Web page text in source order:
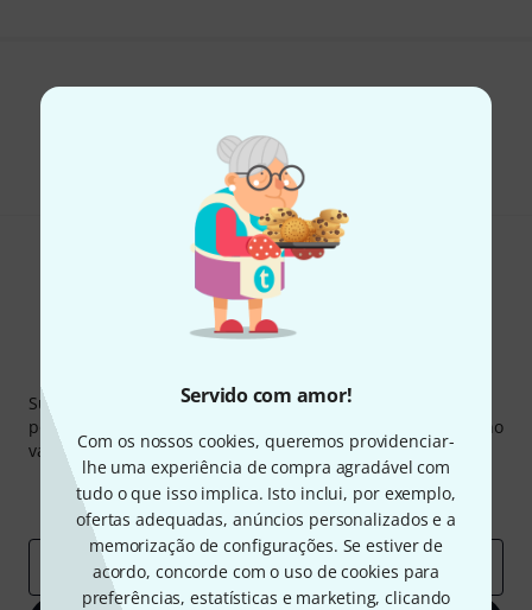
Servido com amor!
Com os nossos cookies, queremos providenciar-
lhe uma experiência de compra agradável com
tudo o que isso implica. Isto inclui, por exemplo,
ofertas adequadas, anúncios personalizados e a
memorização de configurações. Se estiver de
acordo, concorde com o uso de cookies para
preferências, estatísticas e marketing, clicando
Gosta do que vê?
Partilhar Ajuda e feedback
Subscreva a Newsletter da Thomann em inglês e com um
pouco de sorte você poderá ganhar um dos
no
valor de50 €cada!
Contribuições inspiradoras
Insights da Thomann
Endereço de e-mail*